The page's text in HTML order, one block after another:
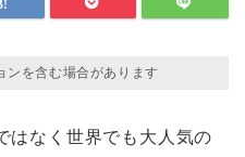
ンを含む場合があります
はなく世界でも大人気の